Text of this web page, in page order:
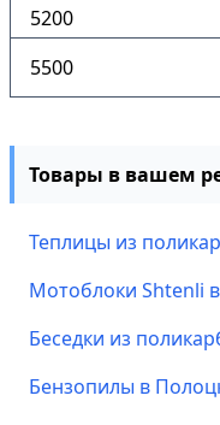
5200
5500
Товары в вашем
Теплицы из
Мотоблоки Shtenli
Беседки из
Бензопилы в